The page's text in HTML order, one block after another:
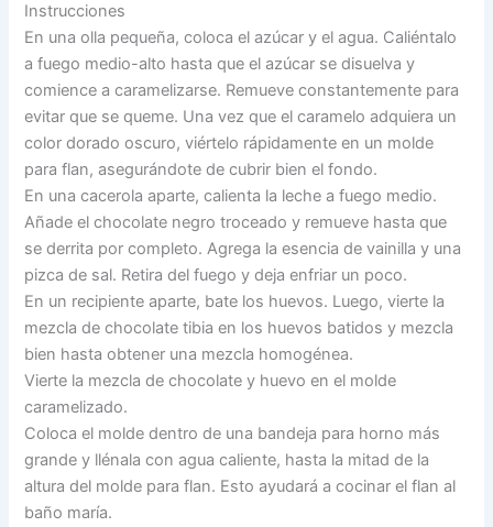
Instrucciones
En una olla pequeña, coloca el azúcar y el agua. Caliéntalo
a fuego medio-alto hasta que el azúcar se disuelva y
comience a caramelizarse. Remueve constantemente para
evitar que se queme. Una vez que el caramelo adquiera un
color dorado oscuro, viértelo rápidamente en un molde
para flan, asegurándote de cubrir bien el fondo.
En una cacerola aparte, calienta la leche a fuego medio.
Añade el chocolate negro troceado y remueve hasta que
se derrita por completo. Agrega la esencia de vainilla y una
pizca de sal. Retira del fuego y deja enfriar un poco.
En un recipiente aparte, bate los huevos. Luego, vierte la
mezcla de chocolate tibia en los huevos batidos y mezcla
bien hasta obtener una mezcla homogénea.
Vierte la mezcla de chocolate y huevo en el molde
caramelizado.
Coloca el molde dentro de una bandeja para horno más
grande y llénala con agua caliente, hasta la mitad de la
altura del molde para flan. Esto ayudará a cocinar el flan al
baño maría.